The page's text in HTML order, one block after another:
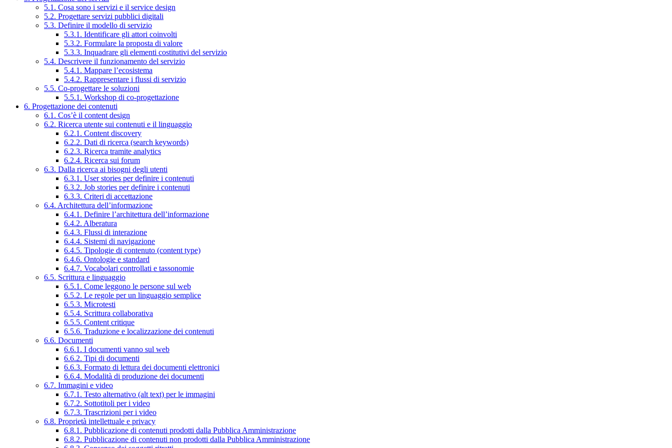
5.1. Cosa sono i servizi e il service design
5.2. Progettare servizi pubblici digitali
5.3. Definire il modello di servizio
5.3.1. Identificare gli attori coinvolti
5.3.2. Formulare la proposta di valore
5.3.3. Inquadrare gli elementi costitutivi del servizio
5.4. Descrivere il funzionamento del servizio
5.4.1. Mappare l’ecosistema
5.4.2. Rappresentare i flussi di servizio
5.5. Co-progettare le soluzioni
5.5.1. Workshop di co-progettazione
6. Progettazione dei contenuti
6.1. Cos’è il content design
6.2. Ricerca utente sui contenuti e il linguaggio
6.2.1. Content discovery
6.2.2. Dati di ricerca (search keywords)
6.2.3. Ricerca tramite analytics
6.2.4. Ricerca sui forum
6.3. Dalla ricerca ai bisogni degli utenti
6.3.1. User stories per definire i contenuti
6.3.2. Job stories per definire i contenuti
6.3.3. Criteri di accettazione
6.4. Architettura dell’informazione
6.4.1. Definire l’architettura dell’informazione
6.4.2. Alberatura
6.4.3. Flussi di interazione
6.4.4. Sistemi di navigazione
6.4.5. Tipologie di contenuto (content type)
6.4.6. Ontologie e standard
6.4.7. Vocabolari controllati e tassonomie
6.5. Scrittura e linguaggio
6.5.1. Come leggono le persone sul web
6.5.2. Le regole per un linguaggio semplice
6.5.3. Microtesti
6.5.4. Scrittura collaborativa
6.5.5. Content critique
6.5.6. Traduzione e localizzazione dei contenuti
6.6. Documenti
6.6.1. I documenti vanno sul web
6.6.2. Tipi di documenti
6.6.3. Formato di lettura dei documenti elettronici
6.6.4. Modalità di produzione dei documenti
6.7. Immagini e video
6.7.1. Testo alternativo (alt text) per le immagini
6.7.2. Sottotitoli per i video
6.7.3. Trascrizioni per i video
6.8. Proprietà intellettuale e privacy
6.8.1. Pubblicazione di contenuti prodotti dalla Pubblica Amministrazione
6.8.2. Pubblicazione di contenuti non prodotti dalla Pubblica Amministrazione